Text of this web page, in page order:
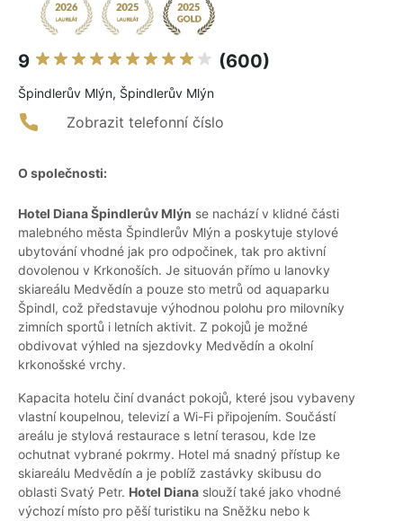
9 (600)
Špindlerův Mlýn, Špindlerův Mlýn
Zobrazit telefonní číslo
O společnosti:
Hotel Diana Špindlerův Mlýn se nachází v klidné části
malebného města Špindlerův Mlýn a poskytuje stylové
ubytování vhodné jak pro odpočinek, tak pro aktivní
dovolenou v Krkonoších. Je situován přímo u lanovky
skiareálu Medvědín a pouze sto metrů od aquaparku
Špindl, což představuje výhodnou polohu pro milovníky
zimních sportů i letních aktivit. Z pokojů je možné
obdivovat výhled na sjezdovky Medvědín a okolní
krkonošské vrchy.
Kapacita hotelu činí dvanáct pokojů, které jsou vybaveny
vlastní koupelnou, televizí a Wi-Fi připojením. Součástí
areálu je stylová restaurace s letní terasou, kde lze
ochutnat vybrané pokrmy. Hotel má snadný přístup ke
skiareálu Medvědín a je poblíž zastávky skibusu do
oblasti Svatý Petr. Hotel Diana slouží také jako vhodné
výchozí místo pro pěší turistiku na Sněžku nebo k